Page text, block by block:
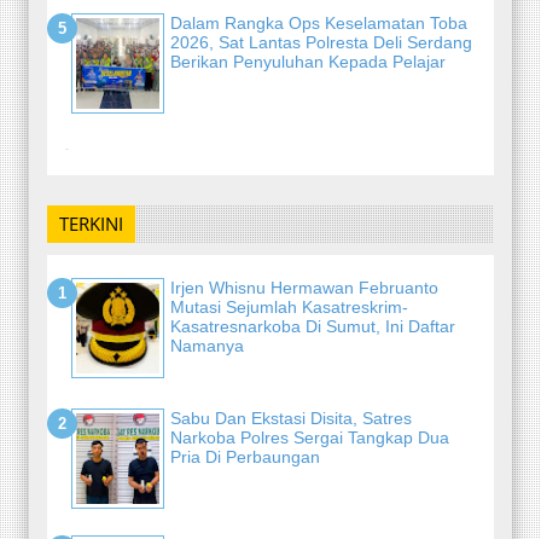
Dalam Rangka Ops Keselamatan Toba
2026, Sat Lantas Polresta Deli Serdang
Berikan Penyuluhan Kepada Pelajar
-
TERKINI
Irjen Whisnu Hermawan Februanto
Mutasi Sejumlah Kasatreskrim-
Kasatresnarkoba Di Sumut, Ini Daftar
Namanya
Sabu Dan Ekstasi Disita, Satres
Narkoba Polres Sergai Tangkap Dua
Pria Di Perbaungan